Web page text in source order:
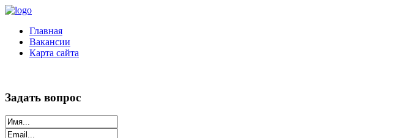
Главная
Вакансии
Карта сайта
Задать вопрос